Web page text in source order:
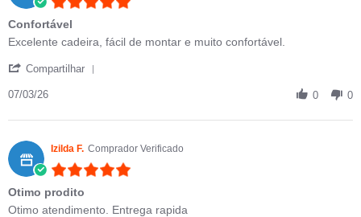
Confortável
Review by Eric O. on 7 Mar 2026
review stating Confortável
Excelente cadeira, fácil de montar e muito confortável.
Compartilhar
07/03/26 0 0
Izilda F. Comprador Verificado
Otimo prodito
Review by Izilda F. on 6 Jun 2025
review stating Otimo prodito
Otimo atendimento. Entrega rapida